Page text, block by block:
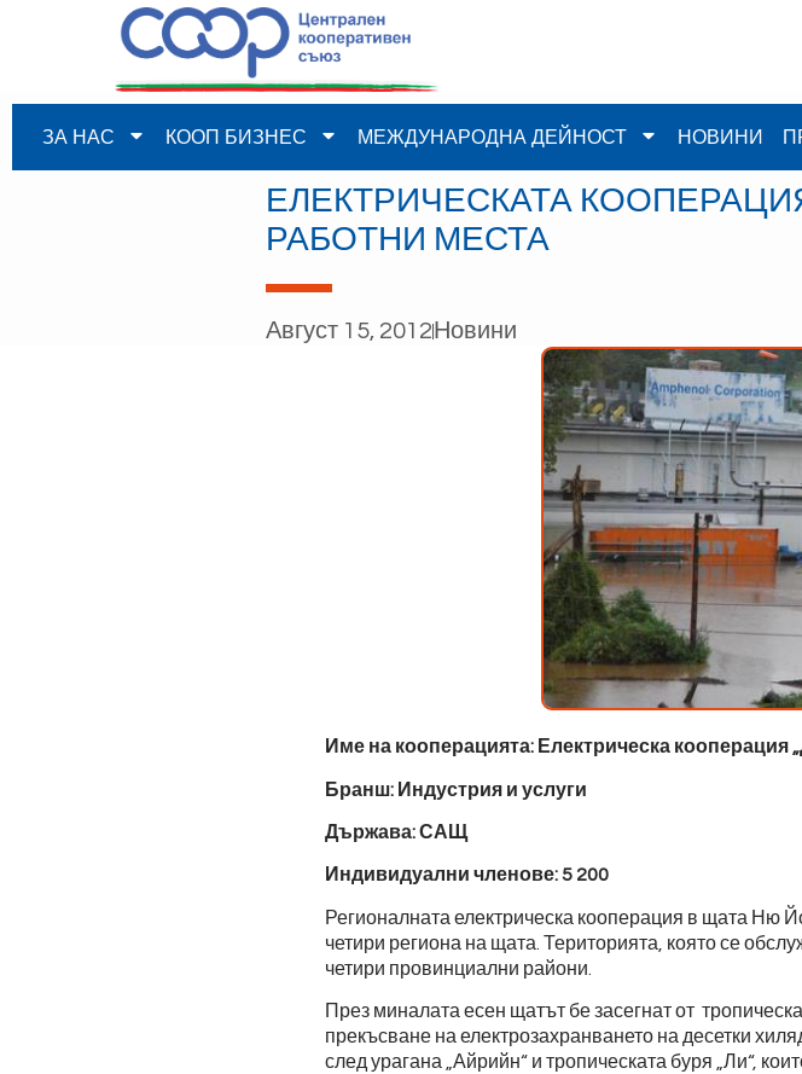
ЗА НАС КООП БИЗНЕС МЕЖДУНАРОДНА ДЕЙНОСТ НОВИНИ
ЕЛЕКТРИЧЕСКАТА
РАБОТНИ МЕСТА
Август 15, 2012Новини
Име на кооперацията: Електрическа кооперация
Бранш: Индустрия и услуги
Държава: САЩ
Индивидуални членове: 5 200
Регионалната електрическа кооперация в щата Ню
четири региона на щата. Територията, която се
четири провинциални райони.
През миналата есен щатът бе засегнат от
прекъсване на електрозахранването на десетки
след урагана „Айрийн“ и тропическата буря „Ли“,